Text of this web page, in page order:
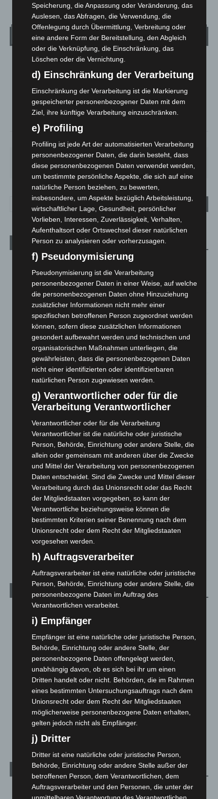
Wetter
LANGENHAGEN
Klarer Himmel
13.7°C 14.9°
12.2°
FR.
21°
SA.
26°
SO.
32°
MO.
30°
DI.
23°
Aktuelle Beiträge
Brand im „Haus der Begegnung“ in Neuwarmbüchen schnell
eingedämmt
6. August 2026
Region Hannover: 21 neue Notfallsanitäter starten beim
Roten Kreuz
5. August 2026
Mann läuft mit Hockeyschläger über A7 – Polizei sucht
Zeugen
5. August 2026
Celle: Mensch stirbt bei Bagger-Unfall auf Baustelle
5. August 2026
beschädigt
5. August 2026
Anklage nach Abschaltung von „Archetyp Market“ erhoben
3. August 2026
Hannover: Polizei stoppt 166 Trunkenheitsfahrten bei
Großkontrolle
2. August 2026
Hannover Klassik Open Air 2026: Französische Oper im
Maschpark
Corona-News
Hannover und Region
5.035
Langenhagen und Ortsteile
Leserbriefe
Menschen
Über uns
Veranstaltungen
1.887
Archiv
August 2026(10)
Speicherung, die Anpassung oder Veränderung, das
Auslesen, das Abfragen, die Verwendung, die
Offenlegung durch Übermittlung, Verbreitung oder
eine andere Form der Bereitstellung, den Abgleich
oder die Verknüpfung, die Einschränkung, das
Löschen oder die Vernichtung.
d) Einschränkung der Verarbeitung
Einschränkung der Verarbeitung ist die Markierung
gespeicherter personenbezogener Daten mit dem
Ziel, ihre künftige Verarbeitung einzuschränken.
e) Profiling
Profiling ist jede Art der automatisierten Verarbeitung
personenbezogener Daten, die darin besteht, dass
diese personenbezogenen Daten verwendet werden,
um bestimmte persönliche Aspekte, die sich auf eine
natürliche Person beziehen, zu bewerten,
insbesondere, um Aspekte bezüglich Arbeitsleistung,
wirtschaftlicher Lage, Gesundheit, persönlicher
Vorlieben, Interessen, Zuverlässigkeit, Verhalten,
Aufenthaltsort oder Ortswechsel dieser natürlichen
Person zu analysieren oder vorherzusagen.
f) Pseudonymisierung
Pseudonymisierung ist die Verarbeitung
personenbezogener Daten in einer Weise, auf welche
die personenbezogenen Daten ohne Hinzuziehung
zusätzlicher Informationen nicht mehr einer
spezifischen betroffenen Person zugeordnet werden
können, sofern diese zusätzlichen Informationen
gesondert aufbewahrt werden und technischen und
organisatorischen Maßnahmen unterliegen, die
gewährleisten, dass die personenbezogenen Daten
nicht einer identifizierten oder identifizierbaren
natürlichen Person zugewiesen werden.
g) Verantwortlicher oder für die
Verarbeitung Verantwortlicher
Verantwortlicher oder für die Verarbeitung
Verantwortlicher ist die natürliche oder juristische
Person, Behörde, Einrichtung oder andere Stelle, die
allein oder gemeinsam mit anderen über die Zwecke
und Mittel der Verarbeitung von personenbezogenen
Daten entscheidet. Sind die Zwecke und Mittel dieser
Verarbeitung durch das Unionsrecht oder das Recht
der Mitgliedstaaten vorgegeben, so kann der
Verantwortliche beziehungsweise können die
bestimmten Kriterien seiner Benennung nach dem
Unionsrecht oder dem Recht der Mitgliedstaaten
vorgesehen werden.
h) Auftragsverarbeiter
Auftragsverarbeiter ist eine natürliche oder juristische
Person, Behörde, Einrichtung oder andere Stelle, die
personenbezogene Daten im Auftrag des
Verantwortlichen verarbeitet.
i) Empfänger
Empfänger ist eine natürliche oder juristische Person,
Behörde, Einrichtung oder andere Stelle, der
personenbezogene Daten offengelegt werden,
unabhängig davon, ob es sich bei ihr um einen
Dritten handelt oder nicht. Behörden, die im Rahmen
eines bestimmten Untersuchungsauftrags nach dem
Unionsrecht oder dem Recht der Mitgliedstaaten
möglicherweise personenbezogene Daten erhalten,
gelten jedoch nicht als Empfänger.
j) Dritter
Dritter ist eine natürliche oder juristische Person,
Behörde, Einrichtung oder andere Stelle außer der
betroffenen Person, dem Verantwortlichen, dem
Auftragsverarbeiter und den Personen, die unter der